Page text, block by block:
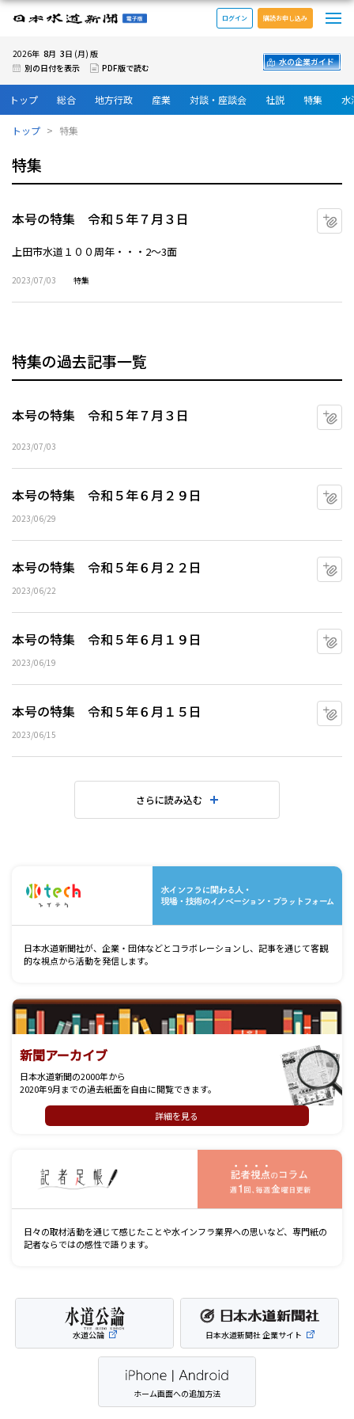
日本水道新聞 電子版
ログイン 購読お申し込み
2026年 8月 3日 (月) 版
別の日付を表示
PDF版で読む
水の企業ガイド
トップ 総合 地方行政 産業 対談・座談会 社説 特集 水
トップ 特集
特集
本号の特集 令和５年７月３日
上田市水道１００周年・・・2～3面
2023/07/03 特集
特集の過去記事一覧
本号の特集 令和５年７月３日
2023/07/03
本号の特集 令和５年６月２９日
2023/06/29
本号の特集 令和５年６月２２日
2023/06/22
本号の特集 令和５年６月１９日
2023/06/19
本号の特集 令和５年６月１５日
2023/06/15
さらに読み込む
日本水道新聞社が、企業・団体などとコラボレーションし、記事を通じて客観
的な視点から活動を発信します。
新聞アーカイブ
日本水道新聞の2000年から
2020年9月までの過去紙面を自由に閲覧できます。
詳細を見る
日々の取材活動を通じて感じたことや水インフラ業界への思いなど、専門紙の
記者ならではの感性で語ります。
水道公論 日本水道新聞社 企業サイト
ホーム画面への追加方法